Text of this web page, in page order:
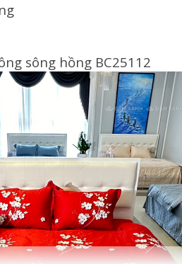
sông hồng BC25112